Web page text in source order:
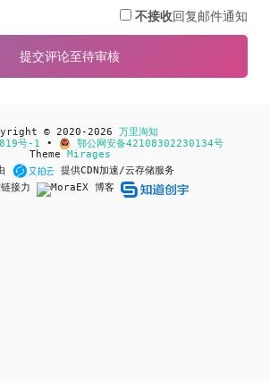
不接收回复邮件通知
© 2020-2026 万里淘知
号-1 •
鄂公网安备42108302230134号
Theme Mirages
提供CDN加速/云存储服务